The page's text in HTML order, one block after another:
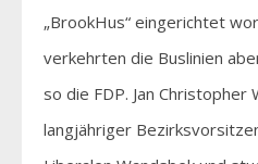
„BrookHus“ eingerichtet
verkehrten die Buslinien
so die FDP. Jan
langjähriger